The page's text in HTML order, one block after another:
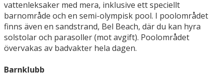
vattenleksaker med mera, inklusive ett speciellt
barnområde och en semi-olympisk pool. I poolområdet
finns även en sandstrand, Bel Beach, där du kan hyra
solstolar och parasoller (mot avgift). Poolområdet
övervakas av badvakter hela dagen.
Barnklubb